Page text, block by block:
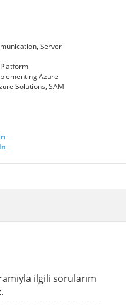
Server
Azure
Solutions, SAM
ilgili sorularım